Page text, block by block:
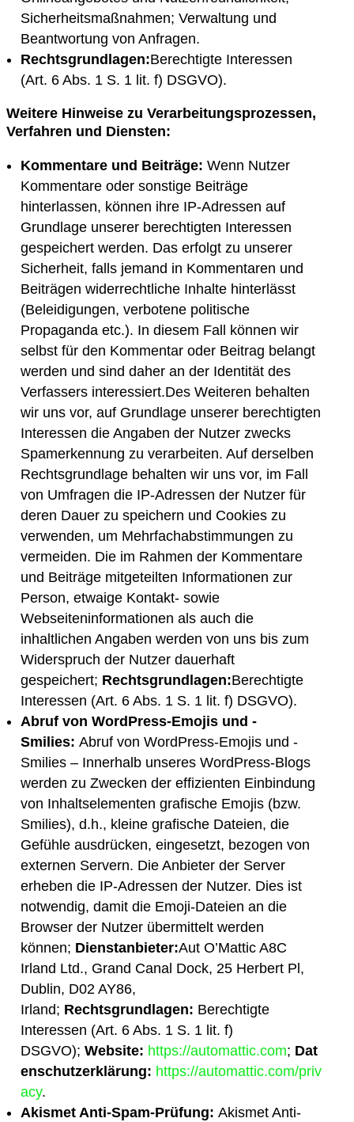
Sicherheitsmaßnahmen; Verwaltung und
Beantwortung von Anfragen.
Rechtsgrundlagen:Berechtigte Interessen
(Art. 6 Abs. 1 S. 1 lit. f) DSGVO).
Weitere Hinweise zu Verarbeitungsprozessen,
Verfahren und Diensten:
Kommentare und Beiträge: Wenn Nutzer
Kommentare oder sonstige Beiträge
hinterlassen, können ihre IP-Adressen auf
Grundlage unserer berechtigten Interessen
gespeichert werden. Das erfolgt zu unserer
Sicherheit, falls jemand in Kommentaren und
Beiträgen widerrechtliche Inhalte hinterlässt
(Beleidigungen, verbotene politische
Propaganda etc.). In diesem Fall können wir
selbst für den Kommentar oder Beitrag belangt
werden und sind daher an der Identität des
Verfassers interessiert.Des Weiteren behalten
wir uns vor, auf Grundlage unserer berechtigten
Interessen die Angaben der Nutzer zwecks
Spamerkennung zu verarbeiten. Auf derselben
Rechtsgrundlage behalten wir uns vor, im Fall
von Umfragen die IP-Adressen der Nutzer für
deren Dauer zu speichern und Cookies zu
verwenden, um Mehrfachabstimmungen zu
vermeiden. Die im Rahmen der Kommentare
und Beiträge mitgeteilten Informationen zur
Person, etwaige Kontakt- sowie
Webseiteninformationen als auch die
inhaltlichen Angaben werden von uns bis zum
Widerspruch der Nutzer dauerhaft
gespeichert; Rechtsgrundlagen:Berechtigte
Interessen (Art. 6 Abs. 1 S. 1 lit. f) DSGVO).
Abruf von WordPress-Emojis und -
Smilies: Abruf von WordPress-Emojis und -
Smilies – Innerhalb unseres WordPress-Blogs
werden zu Zwecken der effizienten Einbindung
von Inhaltselementen grafische Emojis (bzw.
Smilies), d.h., kleine grafische Dateien, die
Gefühle ausdrücken, eingesetzt, bezogen von
externen Servern. Die Anbieter der Server
erheben die IP-Adressen der Nutzer. Dies ist
notwendig, damit die Emoji-Dateien an die
Browser der Nutzer übermittelt werden
können; Dienstanbieter:Aut O’Mattic A8C
Irland Ltd., Grand Canal Dock, 25 Herbert Pl,
Dublin, D02 AY86,
Irland; Rechtsgrundlagen: Berechtigte
Interessen (Art. 6 Abs. 1 S. 1 lit. f)
DSGVO); Website: https://automattic.com; Dat
enschutzerklärung: https://automattic.com/priv
acy.
Akismet Anti-Spam-Prüfung: Akismet Anti-